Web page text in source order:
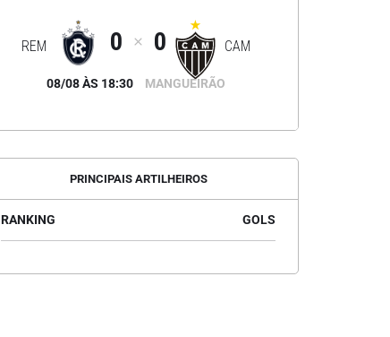
REM 0 0 CAM
08/08 ÀS 18:30 MANGUEIRÃO
PRINCIPAIS ARTILHEIROS
RANKING GOLS